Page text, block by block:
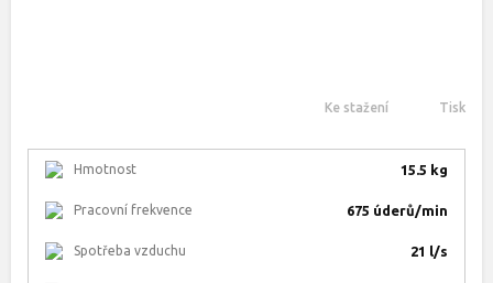
Ke stažení Tisk
Hmotnost 15.5 kg
Pracovní frekvence 675 úderů/min
Spotřeba vzduchu 21 l/s